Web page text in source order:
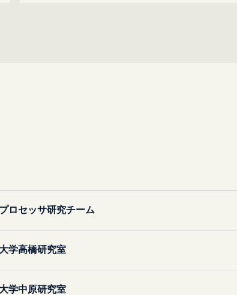
ロセッサ研究チーム
学高橋研究室
学中原研究室